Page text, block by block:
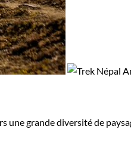
grande diversité de